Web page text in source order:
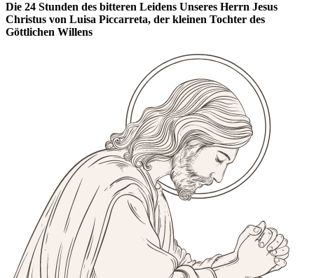
Die 24 Stunden des bitteren Leidens Unseres Herrn Jesus
Christus von Luisa Piccarreta, der kleinen Tochter des
Göttlichen Willens